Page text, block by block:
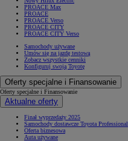
PROACE Max
PROACE
PROACE Verso
PROACE CITY
PROACE CITY Verso
Samochody używane
Umów się na jazdę testową
Zobacz wszystkie cenniki
Konfiguruj swoją Toyotę
Oferty specjalne i Finansowanie
Oferty specjalne i Finansowanie
Aktualne oferty
Finał wyprzedaży 2025
Samochody dostawcze Toyota Professional
Oferta biznesowa
Auta używane